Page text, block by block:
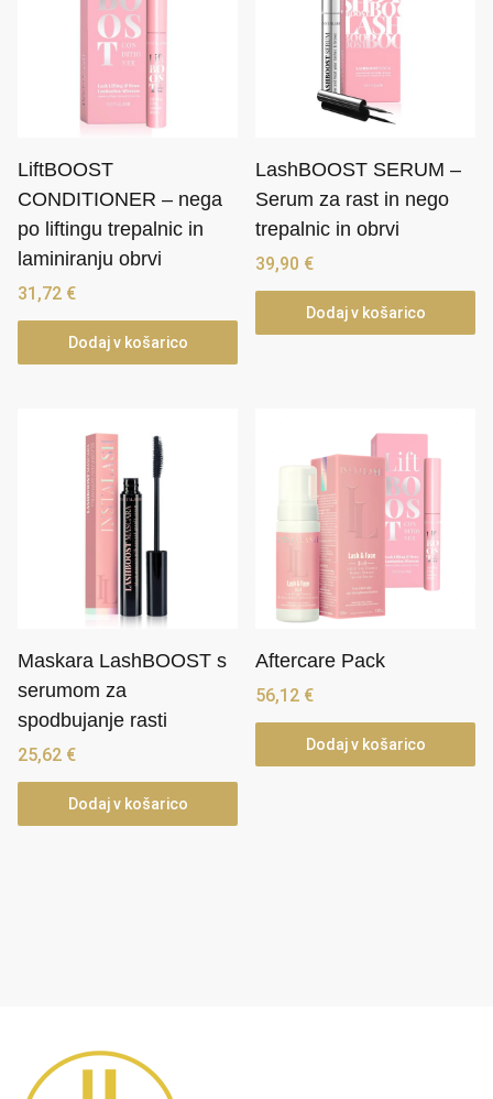
LiftBOOST
CONDITIONER – nega
po liftingu trepalnic in
laminiranju obrvi
31,72 €
Dodaj v košarico
LashBOOST SERUM –
Serum za rast in nego
trepalnic in obrvi
39,90 €
Dodaj v košarico
Maskara LashBOOST s
serumom za
spodbujanje rasti
25,62 €
Dodaj v košarico
Aftercare Pack
56,12 €
Dodaj v košarico